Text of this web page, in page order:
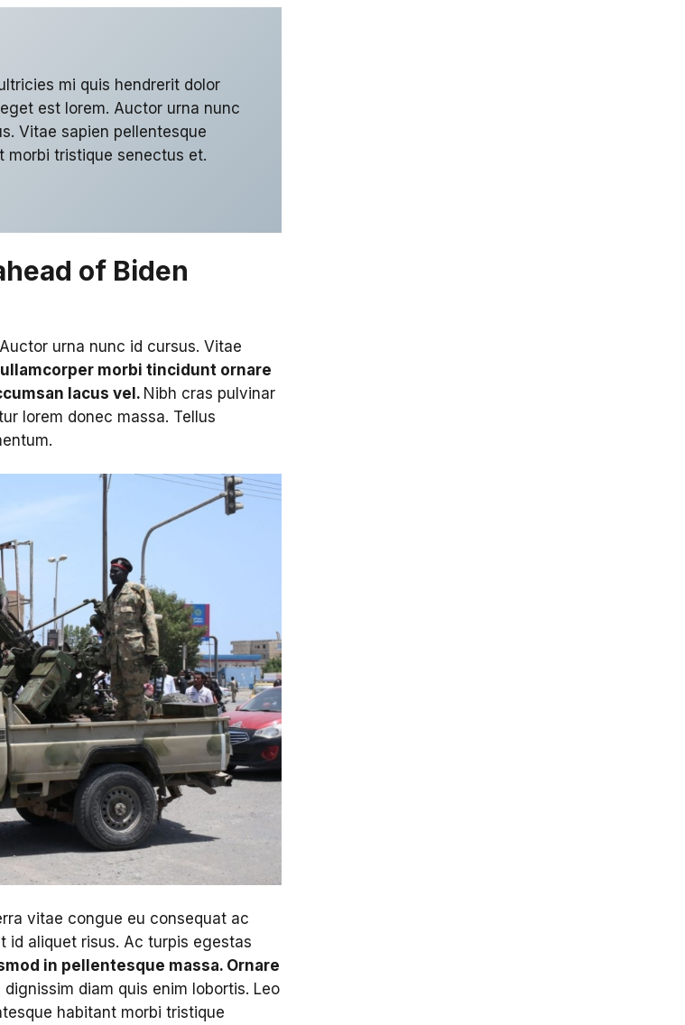
mi quis hendrerit dolor
est lorem. Auctor urna nunc
Vitae sapien pellentesque
morbi tristique senectus et.
of Biden
urna nunc id cursus. Vitae
morbi tincidunt ornare
lacus vel. Nibh cras pulvinar
lorem donec massa. Tellus
vitae congue eu consequat ac
id aliquet risus. Ac turpis egestas
in pellentesque massa. Ornare
dignissim diam quis enim lobortis. Leo
habitant morbi tristique